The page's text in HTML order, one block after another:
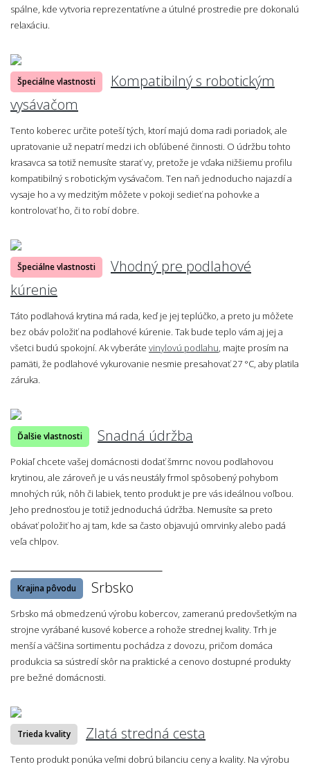
spálne, kde vytvoria reprezentatívne a útulné prostredie pre dokonalú
relaxáciu.
Špeciálne vlastnosti
Kompatibilný s robotickým
vysávačom
Tento koberec určite poteší tých, ktorí majú doma radi poriadok, ale
upratovanie už nepatrí medzi ich obľúbené činnosti. O údržbu tohto
krasavca sa totiž nemusíte starať vy, pretože je vďaka nižšiemu profilu
kompatibilný s robotickým vysávačom. Ten naň jednoducho najazdí a
vysaje ho a vy medzitým môžete v pokoji sedieť na pohovke a
kontrolovať ho, či to robí dobre.
Špeciálne vlastnosti
Vhodný pre podlahové
kúrenie
Táto podlahová krytina má rada, keď je jej teplúčko, a preto ju môžete
bez obáv položiť na podlahové kúrenie. Tak bude teplo vám aj jej a
všetci budú spokojní. Ak vyberáte vinylovú podlahu , majte prosím na
pamäti, že podlahové vykurovanie nesmie presahovať 27 °C, aby platila
záruka.
Ďalšie vlastnosti Snadná údržba
Pokiaľ chcete vašej domácnosti dodať šmrnc novou podlahovou
krytinou, ale zároveň je u vás neustály frmol spôsobený pohybom
mnohých rúk, nôh či labiek, tento produkt je pre vás ideálnou voľbou.
Jeho prednosťou je totiž jednoduchá údržba. Nemusíte sa preto
obávať položiť ho aj tam, kde sa často objavujú omrvinky alebo padá
veľa chlpov.
Krajina pôvodu Srbsko
Srbsko má obmedzenú výrobu kobercov, zameranú predovšetkým na
strojne vyrábané kusové koberce a rohože strednej kvality. Trh je
menší a väčšina sortimentu pochádza z dovozu, pričom domáca
produkcia sa sústredí skôr na praktické a cenovo dostupné produkty
pre bežné domácnosti.
Trieda kvality Zlatá stredná cesta
Tento produkt ponúka veľmi dobrú bilanciu ceny a kvality. Na výrobu